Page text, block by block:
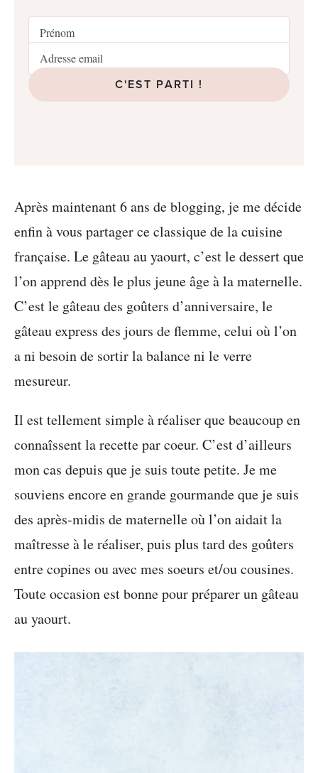
C'EST PARTI !
Après maintenant 6 ans de blogging, je me décide
enfin à vous partager ce classique de la cuisine
française. Le gâteau au yaourt, c’est le dessert que
l’on apprend dès le plus jeune âge à la maternelle.
C’est le gâteau des goûters d’anniversaire, le
gâteau express des jours de flemme, celui où l’on
a ni besoin de sortir la balance ni le verre
mesureur.
Il est tellement simple à réaliser que beaucoup en
connaîssent la recette par coeur. C’est d’ailleurs
mon cas depuis que je suis toute petite. Je me
souviens encore en grande gourmande que je suis
des après-midis de maternelle où l’on aidait la
maîtresse à le réaliser, puis plus tard des goûters
entre copines ou avec mes soeurs et/ou cousines.
Toute occasion est bonne pour préparer un gâteau
au yaourt.